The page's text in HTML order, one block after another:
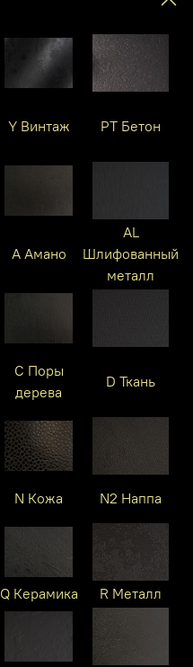
Y Винтаж PT Бетон
A Амано
AL
Шлифованный
металл
C Поры
дерева
D Ткань
N Кожа N2 Наппа
Q Керамика R Металл